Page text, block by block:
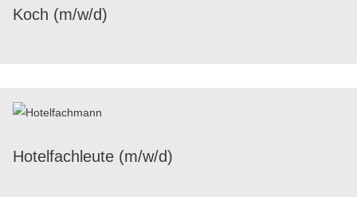
Koch (m/​w/​d)
Hotel­fach­leute (m/​w/​d)